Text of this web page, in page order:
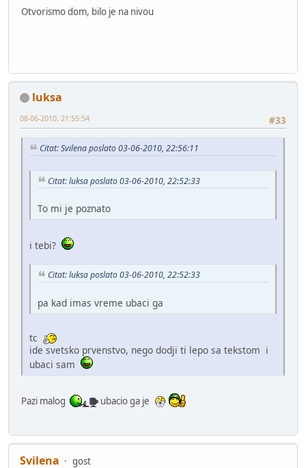
Otvorismo dom, bilo je na nivou
luksa
#33
08-06-2010, 21:55:54
Citat: Svilena poslato 03-06-2010, 22:56:11
Citat: luksa poslato 03-06-2010, 22:52:33
To mi je poznato
i tebi?
Citat: luksa poslato 03-06-2010, 22:52:33
pa kad imas vreme ubaci ga
tc
ide svetsko prvenstvo, nego dodji ti lepo sa tekstom i
ubaci sam
Pazi malog ubacio ga je
Svilena
gost